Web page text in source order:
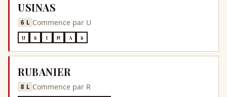
USINAS
6 L Commence par U
U S I N A S
RUBANIER
8 L Commence par R